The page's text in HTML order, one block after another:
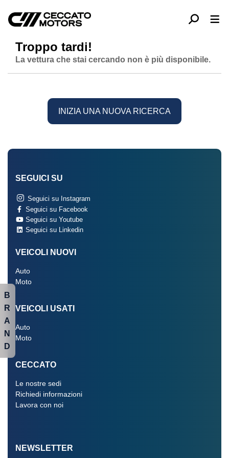
Troppo tardi!
La vettura che stai cercando non è più disponibile.
INIZIA UNA NUOVA RICERCA
SEGUICI SU
Seguici su Instagram
Seguici su Facebook
Seguici su Youtube
Seguici su Linkedin
VEICOLI NUOVI
Auto
Moto
VEICOLI USATI
Auto
Moto
CECCATO
Le nostre sedi
Richiedi informazioni
Lavora con noi
NEWSLETTER
B
R
A
N
D